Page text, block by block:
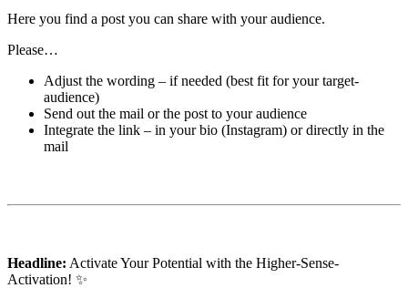
Here you find a post you can share with your audience.
Please…
Adjust the wording – if needed (best fit for your target-
audience)
Send out the mail or the post to your audience
Integrate the link – in your bio (Instagram) or directly in the
mail
Headline: Activate Your Potential with the Higher-Sense-
Activation! ✨